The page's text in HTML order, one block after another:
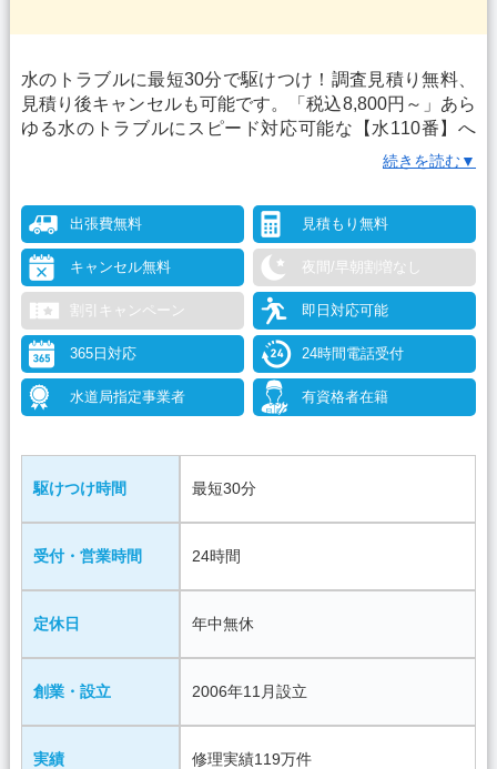
水のトラブルに最短30分で駆けつけ！調査見積り無料、
見積り後キャンセルも可能です。「税込8,800円～」あら
ゆる水のトラブルにスピード対応可能な【水110番】へ
まずはご相談！24時間365日電話受付中、メールで無料
続きを読む▼
出張費無料 見積もり無料
キャンセル無料 夜間/早朝割増なし
割引キャンペーン 即日対応可能
365日対応 24時間電話受付
水道局指定事業者 有資格者在籍
駆けつけ時間 最短30分
受付・営業時間 24時間
定休日 年中無休
創業・設立 2006年11月設立
実績 修理実績119万件